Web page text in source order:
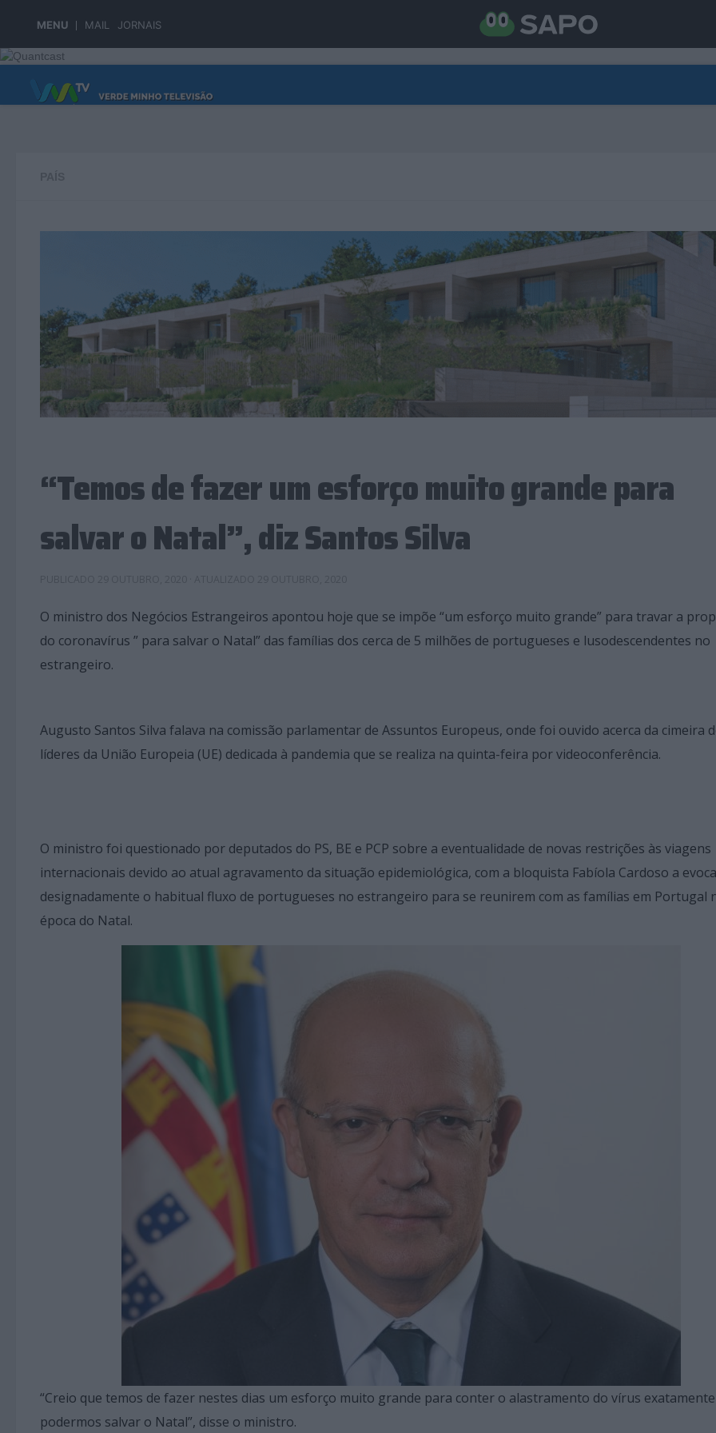
MENU MAIL JORNAIS
Skip to content
“Temos de fazer um esforço muito grande para
salvar o Natal”, diz Santos Silva
O ministro dos Negócios Estrangeiros apontou hoje que se impõe “um esforço muito grande” para travar a
do coronavírus ” para salvar o Natal” das famílias dos cerca de 5 milhões de portugueses e lusodescendentes no
estrangeiro.
Augusto Santos Silva falava na comissão parlamentar de Assuntos Europeus, onde foi ouvido acerca da cimeira
líderes da União Europeia (UE) dedicada à pandemia que se realiza na quinta-feira por videoconferência.
O ministro foi questionado por deputados do PS, BE e PCP sobre a eventualidade de novas restrições às viagens
internacionais devido ao atual agravamento da situação epidemiológica, com a bloquista Fabíola Cardoso a
designadamente o habitual fluxo de portugueses no estrangeiro para se reunirem com as famílias em Portugal
época do Natal.
“Creio que temos de fazer nestes dias um esforço muito grande para conter o alastramento do vírus
podermos salvar o Natal”, disse o ministro.